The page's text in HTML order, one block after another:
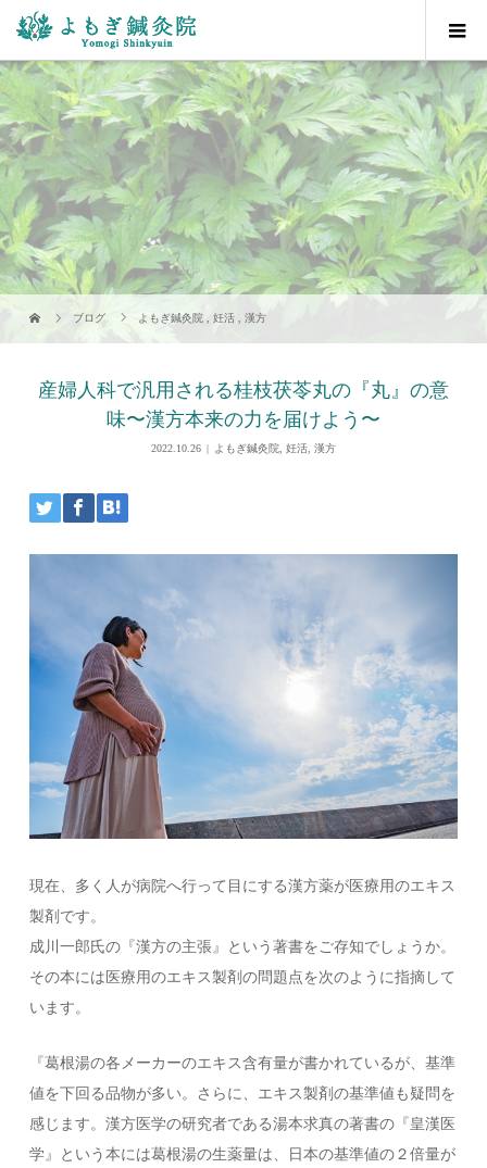
ブログ よもぎ鍼灸院 ,妊活 ,漢方
産婦人科で汎用される桂枝茯苓丸の『丸』の意
味〜漢方本来の力を届けよう〜
2022.10.26 よもぎ鍼灸院, 妊活, 漢方
現在、多く人が病院へ行って目にする漢方薬が医療用のエキス
製剤です。
成川一郎氏の『漢方の主張』という著書をご存知でしょうか。
その本には医療用のエキス製剤の問題点を次のように指摘して
います。
『葛根湯の各メーカーのエキス含有量が書かれているが、基準
値を下回る品物が多い。さらに、エキス製剤の基準値も疑問を
感じます。漢方医学の研究者である湯本求真の著書の『皇漢医
学』という本には葛根湯の生薬量は、日本の基準値の２倍量が